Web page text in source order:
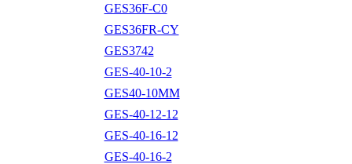
GES36F-C0
GES36FR-CY
GES3742
GES-40-10-2
GES40-10MM
GES-40-12-12
GES-40-16-12
GES-40-16-2